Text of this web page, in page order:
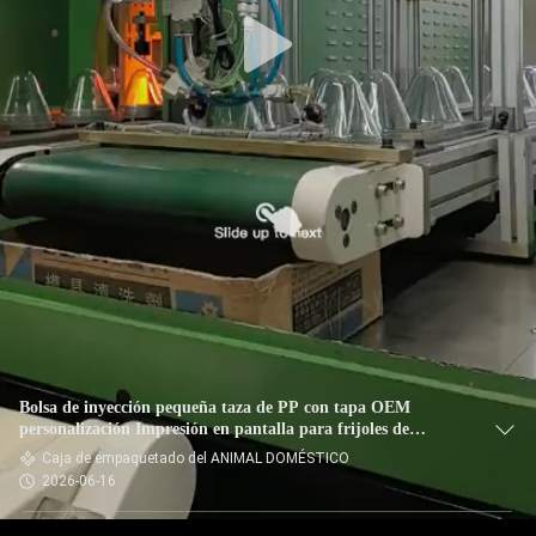
FÁBRICA
CONTROL
DE
CALIDAD
CONTACTA
CON
NOSOTROS
NOTICIAS
CASOS
DE
Bolsa de inyección pequeña taza de PP con tapa OEM
personalización Impresión en pantalla para frijoles de
chocolate dulces
Caja de empaquetado del ANIMAL DOMÉSTICO
2026-06-16